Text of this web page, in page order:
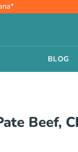
BLOG
Beef,